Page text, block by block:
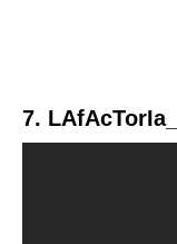
7.